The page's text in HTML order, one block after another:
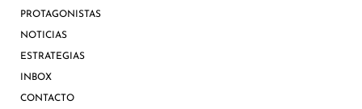
PROTAGONISTAS
NOTICIAS
ESTRATEGIAS
INBOX
CONTACTO